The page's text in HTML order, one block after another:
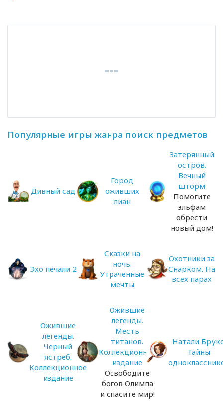
Популярные игры жанра поиск предметов
Дивный сад
Город
оживших
лиан
Затерянный
остров.
Вечный
шторм
Помогите
эльфам
обрести
новый дом!
Эхо печали 2
Сказки на
ночь.
Утраченные
мечты
Охотники за
Снарком. На
всех парах
Ожившие
легенды.
Черный
ястреб.
Коллекционное
издание
Ожившие
легенды.
Месть
титанов.
Коллекционное
издание
Освободите
богов Олимпа
и спасите мир!
Натали
Тайны